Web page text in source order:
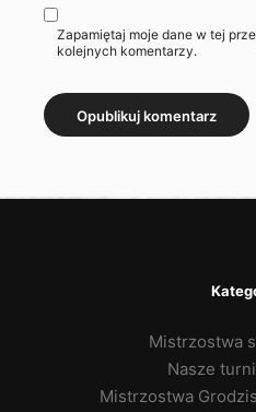
Zapamiętaj moje dane w tej
kolejnych komentarzy.
Mistrzostwa
Nasze
Mistrzostwa